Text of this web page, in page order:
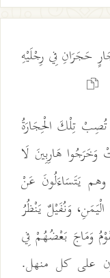
حَجَرَانِ فِي رِجْلَيْهِ
تُصِبْ تِلْكَ الْحِجَارَةُ
هَارِبِينَ لَا
وهم يَتَسَاءَلُونَ عَنْ
وَنُفَيْلٌ يَنْظُرُ
وَمَاجَ بَعْضُهُمْ فِي
على كل منهل.